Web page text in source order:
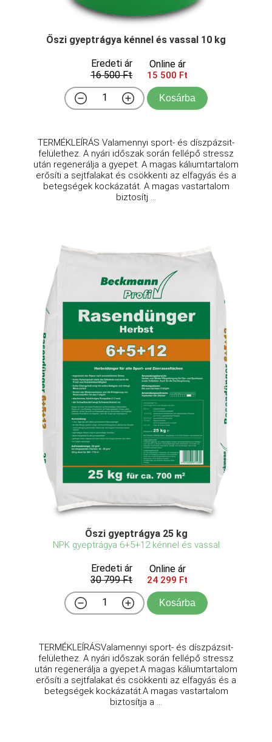
Őszi gyeptrágya kénnel és vassal 10 kg
Eredeti ár
16 500 Ft
Online ár
15 500 Ft
Kosárba
TERMÉKLEÍRÁS Valamennyi sport- és díszpázsit-
felülethez. A nyári időszak során fellépő stressz
után regenerálja a gyepet. A magas káliumtartalom
erősíti a sejtfalakat és csökkenti az elfagyás és a
betegségek kockázatát. A magas vastartalom
biztosítj ...
Őszi gyeptrágya 25 kg
NPK gyeptrágya 6+5+12 kénnel és vassal
Eredeti ár
30 799 Ft
Online ár
24 299 Ft
Kosárba
TERMÉKLEÍRÁSValamennyi sport- és díszpázsit-
felülethez. A nyári időszak során fellépő stressz
után regenerálja a gyepet.A magas káliumtartalom
erősíti a sejtfalakat és csökkenti az elfagyás és a
betegségek kockázatát.A magas vastartalom
biztosítja a ...